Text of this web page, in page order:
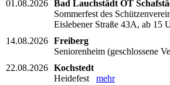
01.08.2026 Bad Lauchstädt OT
Sommerfest des
Eislebener Straße 43A, ab 15
14.08.2026 Freiberg
Seniorenheim (geschlossene
22.08.2026 Kochstedt
Heidefest mehr